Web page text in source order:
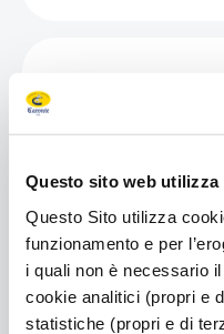
Questo sito web utilizza
Questo Sito utilizza
funzionamento e per
i quali non è necessario
cookie analitici (propri e
statistiche (propri e di
environment
Supporting local
conservation
and restore the
Sicily (Lorenzo